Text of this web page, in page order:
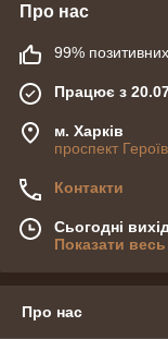
Про нас
99% позитивних
Працює з
м. Харків
проспект
Контакти
Сьогодні
Показати
Про нас